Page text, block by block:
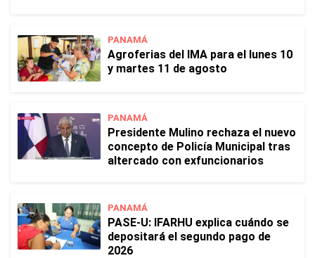
PANAMÁ
Agroferias del IMA para el lunes 10
y martes 11 de agosto
PANAMÁ
Presidente Mulino rechaza el nuevo
concepto de Policía Municipal tras
altercado con exfuncionarios
PANAMÁ
PASE-U: IFARHU explica cuándo se
depositará el segundo pago de
2026